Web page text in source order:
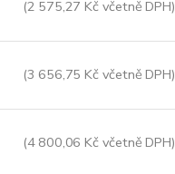
(2 575,27 Kč včetně DPH)
(3 656,75 Kč včetně DPH)
(4 800,06 Kč včetně DPH)